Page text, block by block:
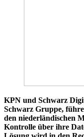
KPN und Schwarz
Schwarz Gruppe,
den niederländischen
Kontrolle über ihre